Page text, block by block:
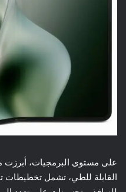
على مستوى البرمجيات، أبرزت
القابلة للطي، تشمل تخطيطات